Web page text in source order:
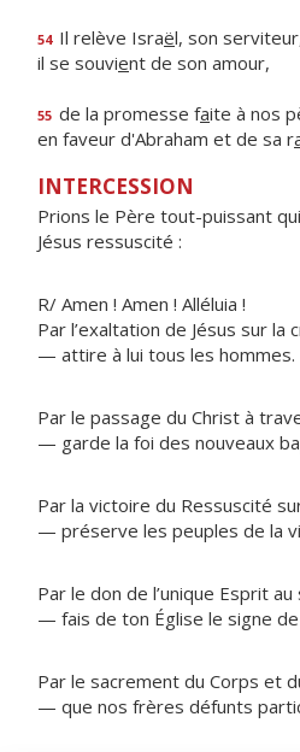
54 Il relève Israël, son
il se souvient de son amour,
55 de la promesse faite à nos
en faveur d'Abraham et de sa r
INTERCESSION
Prions le Père tout-puissant
Jésus ressuscité :
R/ Amen ! Amen ! Alléluia !
Par l’exaltation de Jésus sur la
— attire à lui tous les hommes.
Par le passage du Christ à
— garde la foi des nouveaux
Par la victoire du Ressuscité
— préserve les peuples de la
Par le don de l’unique Esprit
— fais de ton Église le signe de
Par le sacrement du Corps et
— que nos frères défunts